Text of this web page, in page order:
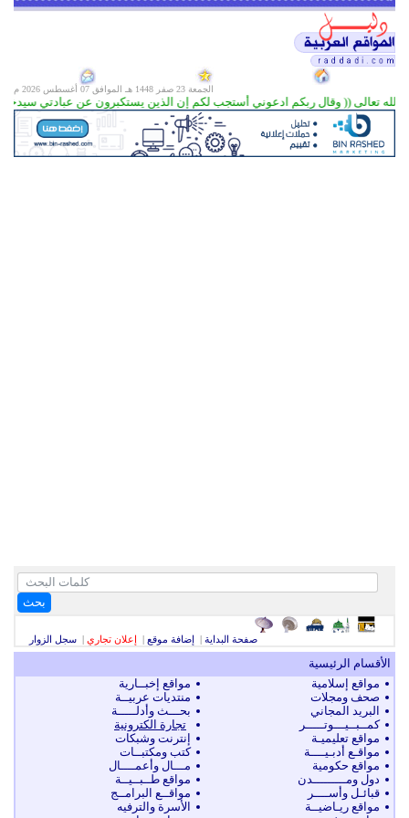
الجمعة 23 صفر 1448 هـ الموافق
الله تعالى (( وقال ربكم ادعوني أستجب لكم إن الذين يستكبرون عن عبادتي سيدخلون جهنم
بحث
صفحة البداية | إضافة موقع | إعلان تجاري | سجل الزوار
الأقسام الرئيسية
مواقع إسلامية
صحف ومجلات
البريد المجاني
كمــبــيـــوتـــــر
مواقع تعليميـة
مواقـع أدبـيــــة
مواقع حكومية
دول ومـــــــــدن
قبائـل وأســــر
مواقع ريـاضيــة
مواقع إخبــارية
منتديات عربيــة
بحـــث وأدلـــــة
تجارة الكترونية
إنترنت وشبكات
كتب ومكتبــات
مـــال وأعمــــال
مواقع طــبــيــة
مواقــع البرامــج
الأسرة والترفيه